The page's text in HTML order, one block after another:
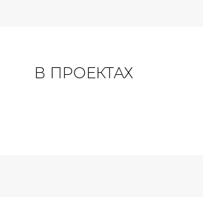
В ПРОЕКТАХ